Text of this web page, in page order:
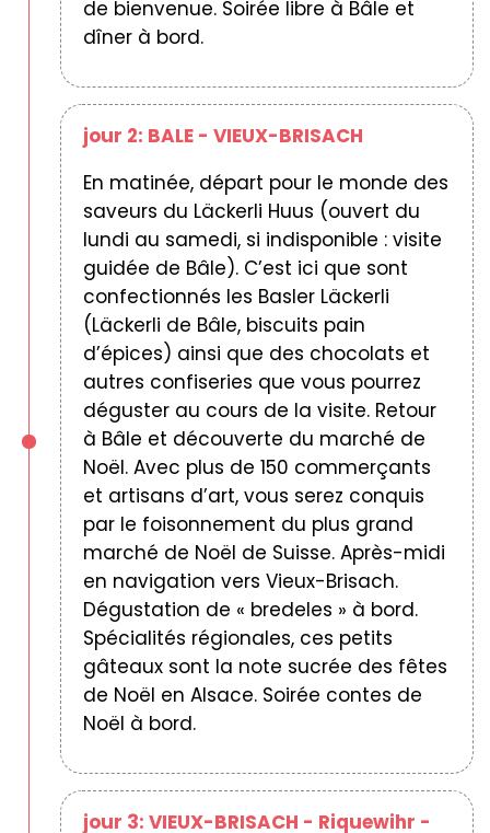
de bienvenue. Soirée libre à Bâle et
dîner à bord.
jour 2: BALE - VIEUX-BRISACH
En matinée, départ pour le monde des
saveurs du Läckerli Huus (ouvert du
lundi au samedi, si indisponible : visite
guidée de Bâle). C’est ici que sont
confectionnés les Basler Läckerli
(Läckerli de Bâle, biscuits pain
d’épices) ainsi que des chocolats et
autres confiseries que vous pourrez
déguster au cours de la visite. Retour
à Bâle et découverte du marché de
Noël. Avec plus de 150 commerçants
et artisans d’art, vous serez conquis
par le foisonnement du plus grand
marché de Noël de Suisse. Après-midi
en navigation vers Vieux-Brisach.
Dégustation de « bredeles » à bord.
Spécialités régionales, ces petits
gâteaux sont la note sucrée des fêtes
de Noël en Alsace. Soirée contes de
Noël à bord.
jour 3: VIEUX-BRISACH - Riquewihr -